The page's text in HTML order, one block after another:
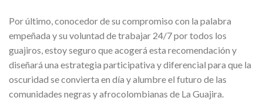
Por último, conocedor de su compromiso con la palabra
empeñada y su voluntad de trabajar 24/7 por todos los
guajiros, estoy seguro que acogerá esta recomendación y
diseñará una estrategia participativa y diferencial para que la
oscuridad se convierta en día y alumbre el futuro de las
comunidades negras y afrocolombianas de La Guajira.